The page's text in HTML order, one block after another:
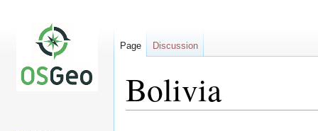
Bolivia
Page Discussion